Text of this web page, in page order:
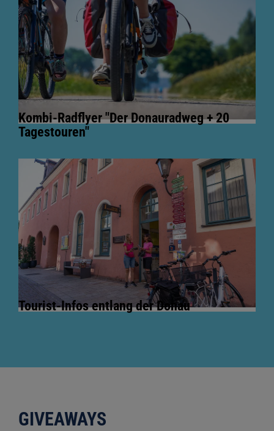
Kombi-Radflyer "Der Donauradweg + 20
Tagestouren"
Tourist-Infos entlang der Donau
GIVEAWAYS